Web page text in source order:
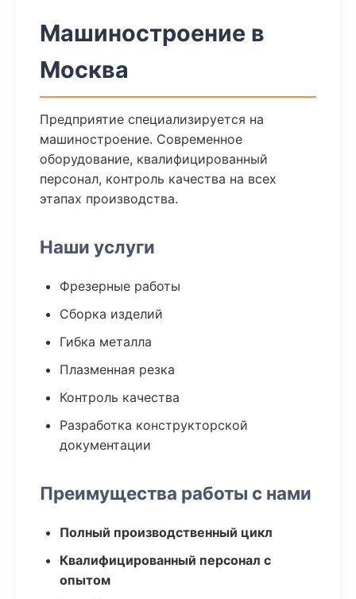
Машиностроение в
Москва
Предприятие специализируется на
машиностроение. Современное
оборудование, квалифицированный
персонал, контроль качества на всех
этапах производства.
Наши услуги
Фрезерные работы
Сборка изделий
Гибка металла
Плазменная резка
Контроль качества
Разработка конструкторской
документации
Преимущества работы с нами
Полный производственный цикл
Квалифицированный персонал с
опытом